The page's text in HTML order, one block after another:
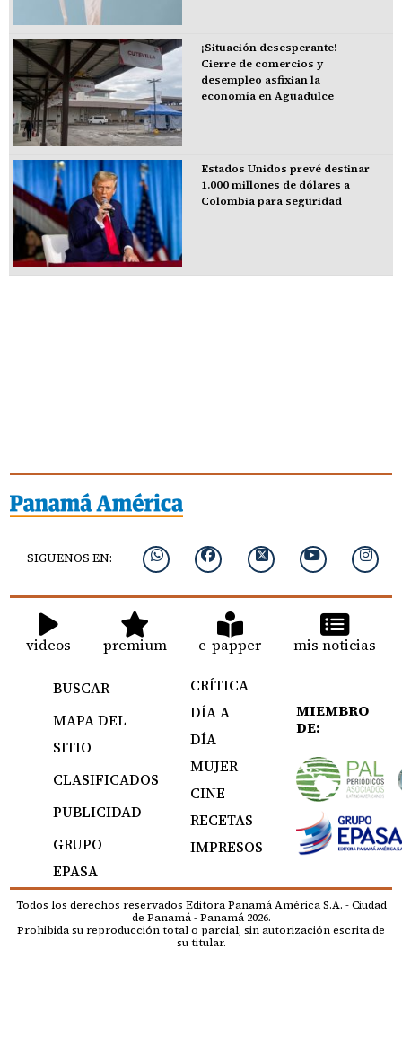
¡Situación desesperante!
Cierre de comercios y
desempleo asfixian la
economía en Aguadulce
Estados Unidos prevé destinar
1.000 millones de dólares a
Colombia para seguridad
SIGUENOS EN:
videos premium e-papper mis noticias
BUSCAR
MAPA DEL
SITIO
CLASIFICADOS
PUBLICIDAD
GRUPO
EPASA
CRÍTICA
DÍA A
DÍA
MUJER
CINE
RECETAS
IMPRESOS
MIEMBRO
DE:
Todos los derechos reservados Editora Panamá América S.A. - Ciudad
de Panamá - Panamá 2026.
Prohibida su reproducción total o parcial, sin autorización escrita de
su titular.